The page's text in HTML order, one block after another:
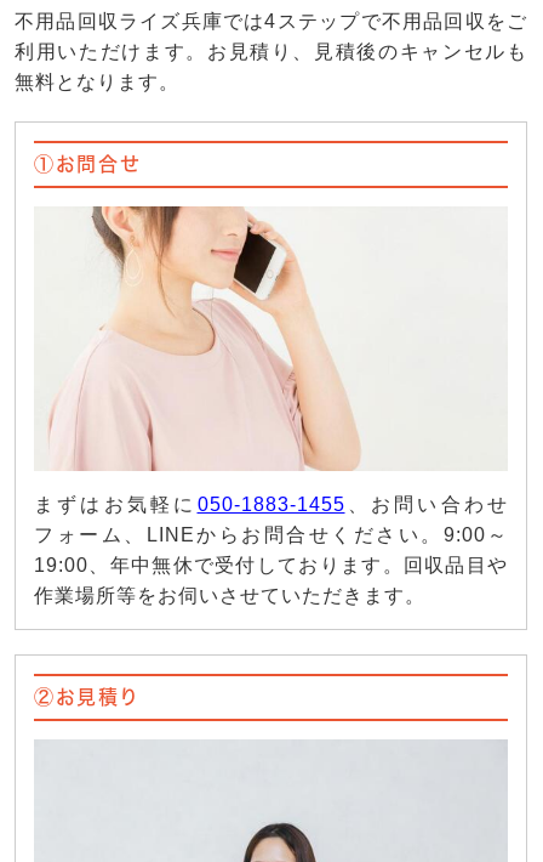
不用品回収ライズ兵庫では4ステップで不用品回収をご
利用いただけます。お見積り、見積後のキャンセルも
無料となります。
①お問合せ
まずはお気軽に 050-1883-1455 、お問い合わせ
フォーム、LINEからお問合せください。9:00～
19:00、年中無休で受付しております。回収品目や
作業場所等をお伺いさせていただきます。
②お見積り